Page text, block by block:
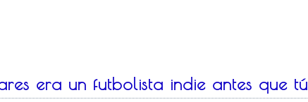
era un futbolista indie antes que tú